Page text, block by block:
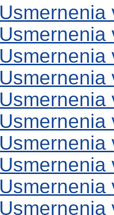
Usmernenia
Usmernenia
Usmernenia
Usmernenia
Usmernenia
Usmernenia
Usmernenia
Usmernenia
Usmernenia
Usmernenia